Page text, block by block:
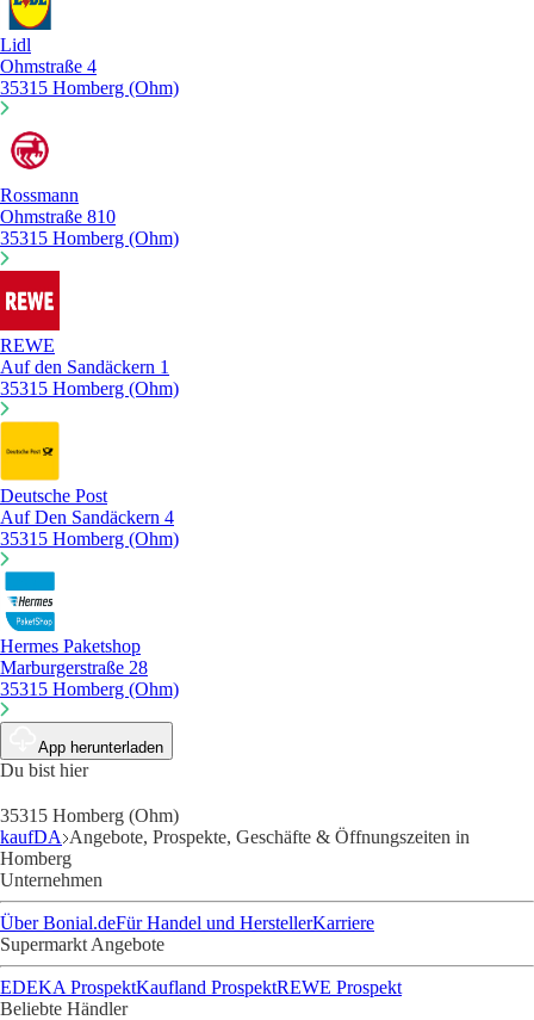
Lidl
Ohmstraße 4
35315 Homberg (Ohm)
Rossmann
Ohmstraße 810
35315 Homberg (Ohm)
REWE
Auf den Sandäckern 1
35315 Homberg (Ohm)
Deutsche Post
Auf Den Sandäckern 4
35315 Homberg (Ohm)
Hermes Paketshop
Marburgerstraße 28
35315 Homberg (Ohm)
App herunterladen
Du bist hier
35315 Homberg (Ohm)
kaufDA Angebote, Prospekte, Geschäfte & Öffnungszeiten in
Homberg
Unternehmen
Über Bonial.deFür Handel und HerstellerKarriere
Supermarkt Angebote
EDEKA ProspektKaufland ProspektREWE Prospekt
Beliebte Händler